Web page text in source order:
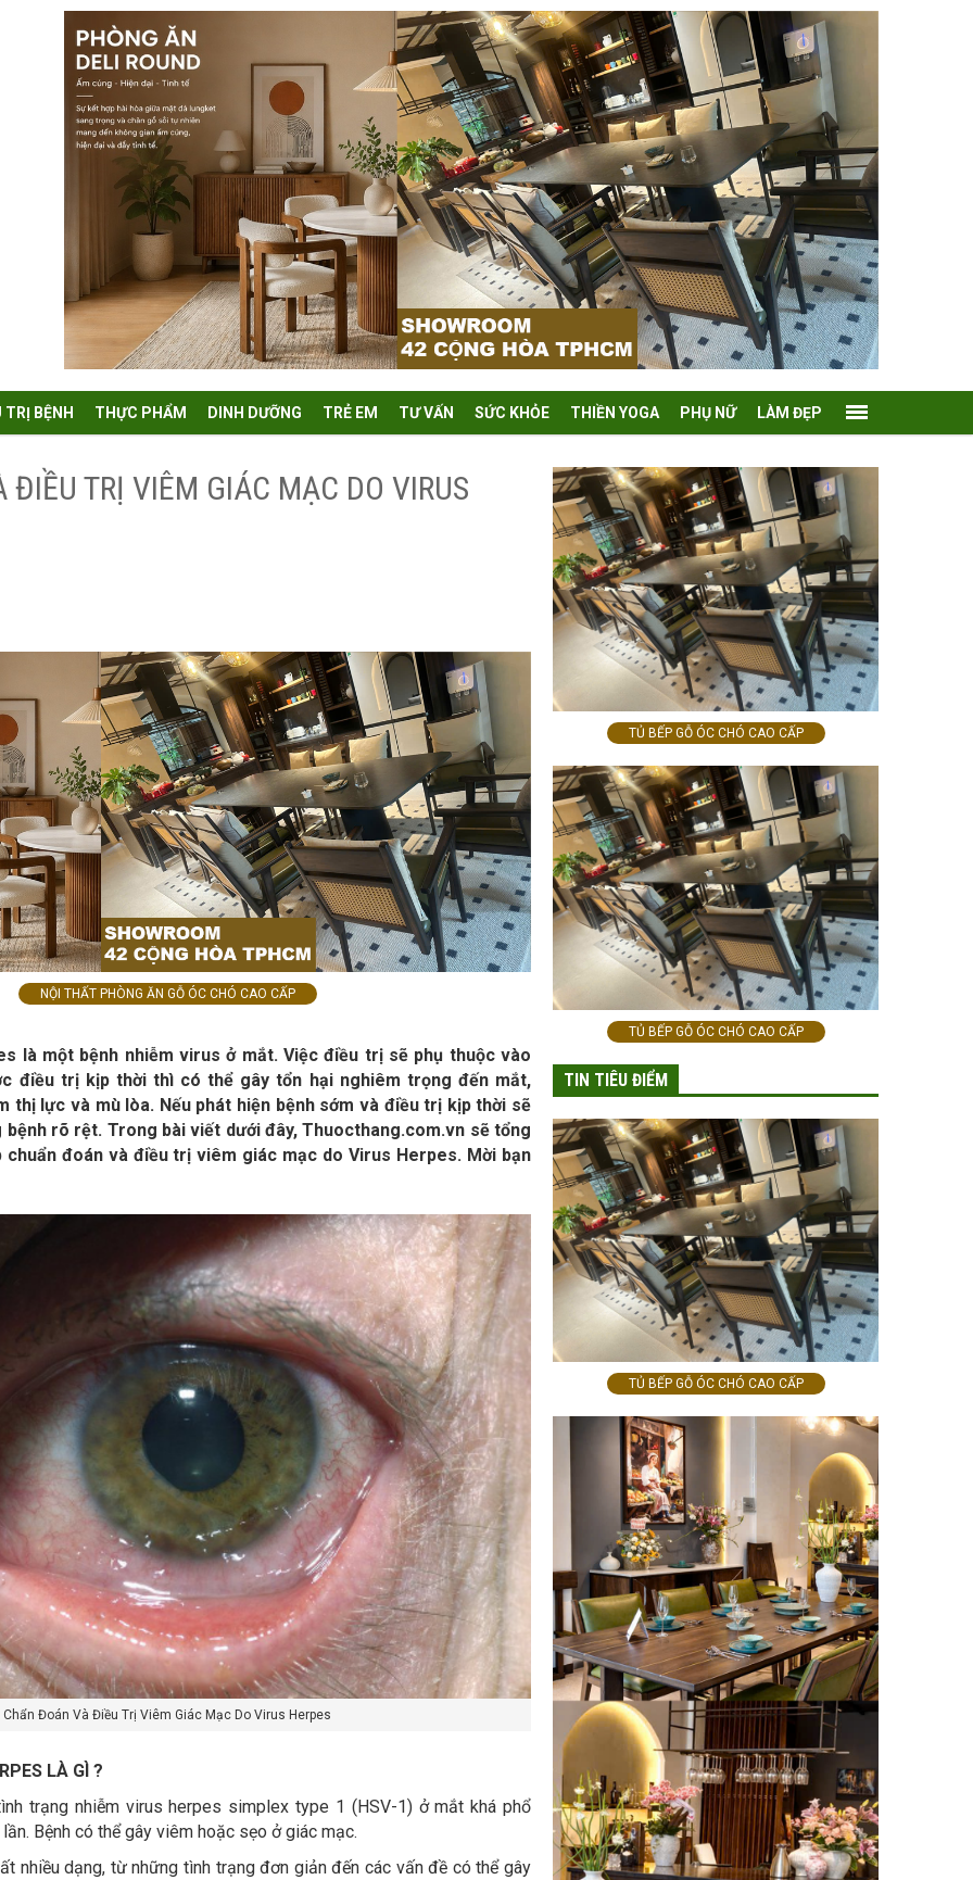
TRỊ BỆNH THỰC PHẨM DINH DƯỠNG TRẺ EM TƯ VẤN SỨC KHỎE THIỀN YOGA PHỤ NỮ LÀM ĐẸP
TRỊ VIÊM GIÁC MẠC DO VIRUS
NỘI THẤT PHÒNG ĂN GỖ ÓC CHÓ CAO CẤP
là một bệnh nhiễm virus ở mắt. Việc điều trị sẽ phụ thuộc vào
điều trị kịp thời thì có thể gây tổn hại nghiêm trọng đến mắt,
thị lực và mù lòa. Nếu phát hiện bệnh sớm và điều trị kịp thời sẽ
rõ rệt. Trong bài viết dưới đây, Thuocthang.com.vn sẽ tổng
chuẩn đoán và điều trị viêm giác mạc do Virus Herpes. Mời bạn
Chẩn Đoán Và Điều Trị Viêm Giác Mạc Do Virus Herpes
LÀ GÌ ?
trạng nhiễm virus herpes simplex type 1 (HSV-1) ở mắt khá phổ
Bệnh có thể gây viêm hoặc sẹo ở giác mạc.
nhiều dạng, từ những tình trạng đơn giản đến các vấn đề có thể gây
TỦ BẾP GỖ ÓC CHÓ CAO CẤP
TỦ BẾP GỖ ÓC CHÓ CAO CẤP
TIN TIÊU ĐIỂM
TỦ BẾP GỖ ÓC CHÓ CAO CẤP